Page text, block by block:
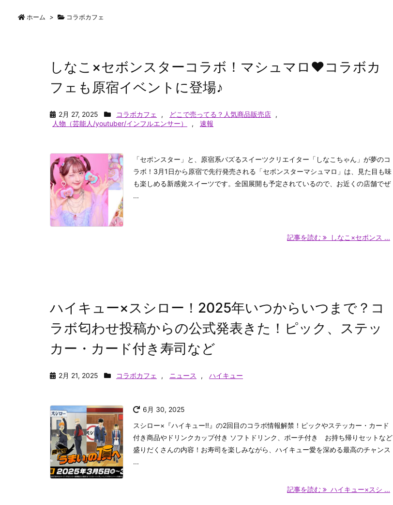
ホーム > コラボカフェ
しなこ×セボンスターコラボ！マシュマロ♥コラボカ
フェも原宿イベントに登場♪
2月 27, 2025 コラボカフェ , どこで売ってる？人気商品販売店 ,
人物（芸能人/youtuber/インフルエンサー）
, 速報
「セボンスター」と、原宿系バズるスイーツクリエイター「しなこちゃん」が夢のコ
ラボ！​3月1日から原宿で先行発売される「セボンスターマシュマロ」は、見た目も味
も楽しめる新感覚スイーツです。​全国展開も予定されているので、お近くの店舗でぜ
...
記事を読む しなこ×セボンス ...
ハイキュー×スシロー！2025年いつからいつまで？コ
ラボ匂わせ投稿からの公式発表きた！ピック、ステッ
カー・カード付き寿司など
2月 21, 2025 コラボカフェ , ニュース , ハイキュー
6月 30, 2025
スシロー×『ハイキュー!!』の2回目のコラボ情報解禁！ピックやステッカー・カード
付き商品やドリンクカップ付き ソフトドリンク、ポーチ付き お持ち帰りセットなど
盛りだくさんの内容！お寿司を楽しみながら、ハイキュー愛を深める最高のチャンス
...
記事を読む ハイキュー×スシ ...